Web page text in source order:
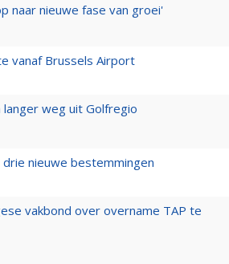
naar nieuwe fase van groei'
vanaf Brussels Airport
weg uit Golfregio
nieuwe bestemmingen
vakbond over overname TAP te